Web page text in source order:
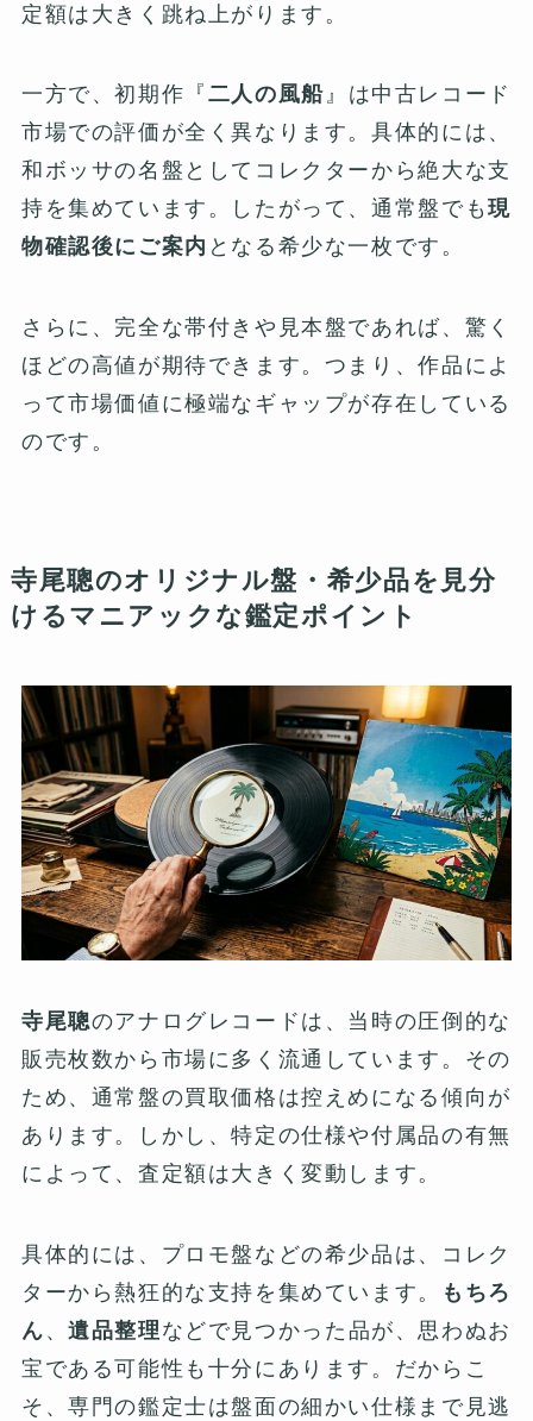
定額は大きく跳ね上がります。
一方で、初期作『 二人の風船』は中古レコード
市場での評価が全く異なります。具体的には、
和ボッサの名盤としてコレクターから絶大な支
持を集めています。したがって、通常盤でも現
物確認後にご案内 となる希少な一枚です。
さらに、完全な帯付きや見本盤であれば、驚く
ほどの高値が期待できます。つまり、作品によ
って市場価値に極端なギャップが存在している
のです。
寺尾聰のオリジナル盤・希少品を見分
けるマニアックな鑑定ポイント
寺尾聰のアナログレコードは、当時の圧倒的な
販売枚数から市場に多く流通しています。その
ため、通常盤の買取価格は控えめになる傾向が
あります。しかし、特定の仕様や付属品の有無
によって、査定額は大きく変動します。
具体的には、プロモ盤などの希少品は、コレク
ターから熱狂的な支持を集めています。
もちろ
ん 、遺品整理 などで見つかった品が、思わぬお
宝である可能性も十分にあります。だからこ
そ、専門の鑑定士は盤面の細かい仕様まで見逃